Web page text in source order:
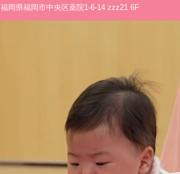
福岡県福岡市中央区薬院1-6-14 zzz21 6F